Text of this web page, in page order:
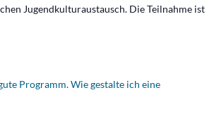
Jugendkulturaustausch. Die Teilnahme ist
Programm. Wie gestalte ich eine